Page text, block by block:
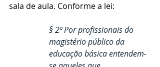
sala de aula. Conforme a lei:
§ 2º Por profissionais do
magistério público da
educação básica entendem-